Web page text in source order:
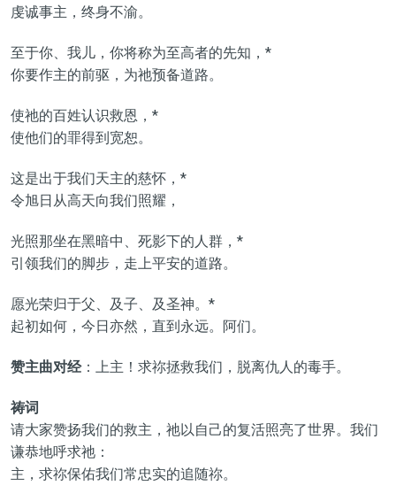
虔诚事主，终身不渝。
至于你、我儿，你将称为至高者的先知，*
你要作主的前驱，为祂预备道路。
使祂的百姓认识救恩，*
使他们的罪得到宽恕。
这是出于我们天主的慈怀，*
令旭日从高天向我们照耀，
光照那坐在黑暗中、死影下的人群，*
引领我们的脚步，走上平安的道路。
愿光荣归于父、及子、及圣神。*
起初如何，今日亦然，直到永远。阿们。
赞主曲对经：上主！求祢拯救我们，脱离仇人的毒手。
祷词
请大家赞扬我们的救主，祂以自己的复活照亮了世界。我们
谦恭地呼求祂：
主，求祢保佑我们常忠实的追随祢。